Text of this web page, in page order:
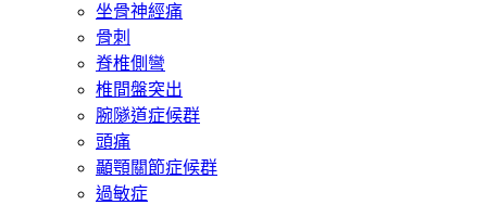
坐骨神經痛
骨刺
脊椎側彎
椎間盤突出
腕隧道症候群
頭痛
顳顎關節症候群
過敏症